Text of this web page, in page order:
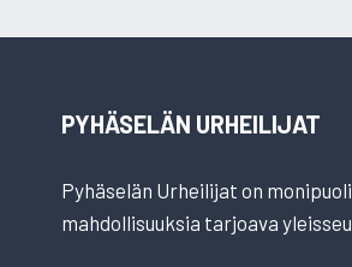
PYHÄSELÄN URHEILIJAT
Pyhäselän Urheilijat on
mahdollisuuksia tarjoava